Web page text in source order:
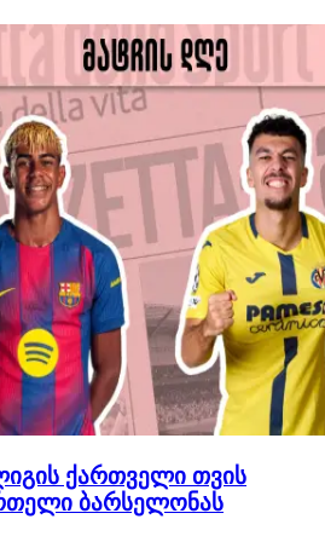
ბოლო პერიოდში, მიქაუტაძე
და გუნდის ერთ-ერთ
ქართველი თვის
ბარსელონას